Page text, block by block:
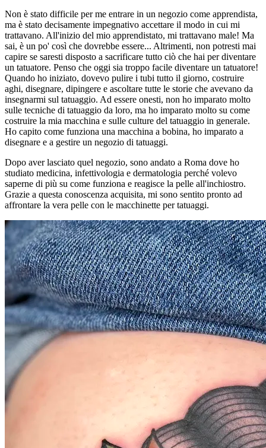
Non è stato difficile per me entrare in un negozio come apprendista,
ma è stato decisamente impegnativo accettare il modo in cui mi
trattavano. All'inizio del mio apprendistato, mi trattavano male! Ma
sai, è un po' così che dovrebbe essere... Altrimenti, non potresti mai
capire se saresti disposto a sacrificare tutto ciò che hai per diventare
un tatuatore. Penso che oggi sia troppo facile diventare un tatuatore!
Quando ho iniziato, dovevo pulire i tubi tutto il giorno, costruire
aghi, disegnare, dipingere e ascoltare tutte le storie che avevano da
insegnarmi sul tatuaggio. Ad essere onesti, non ho imparato molto
sulle tecniche di tatuaggio da loro, ma ho imparato molto su come
costruire la mia macchina e sulle culture del tatuaggio in generale.
Ho capito come funziona una macchina a bobina, ho imparato a
disegnare e a gestire un negozio di tatuaggi.
Dopo aver lasciato quel negozio, sono andato a Roma dove ho
studiato medicina, infettivologia e dermatologia perché volevo
saperne di più su come funziona e reagisce la pelle all'inchiostro.
Grazie a questa conoscenza acquisita, mi sono sentito pronto ad
affrontare la vera pelle con le macchinette per tatuaggi.